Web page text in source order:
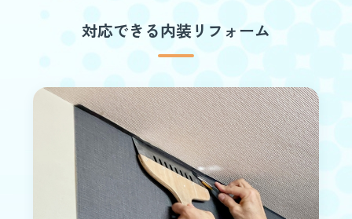
対応できる内装リフォーム